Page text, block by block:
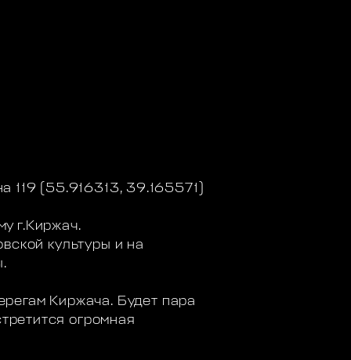
119 (55.916313, 39.165571)
г.Киржач.
культуры и на
Киржача. Будет пара
огромная